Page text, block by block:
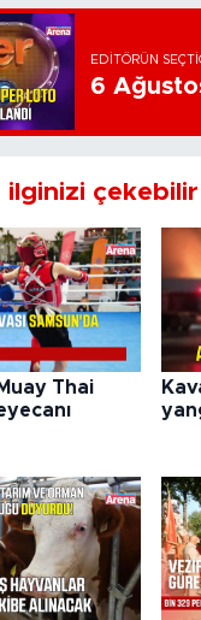
EDITÖRÜN
6
ilginizi çekebilir
Thai